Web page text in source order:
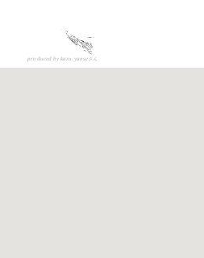
produced by kazu.yanseさん